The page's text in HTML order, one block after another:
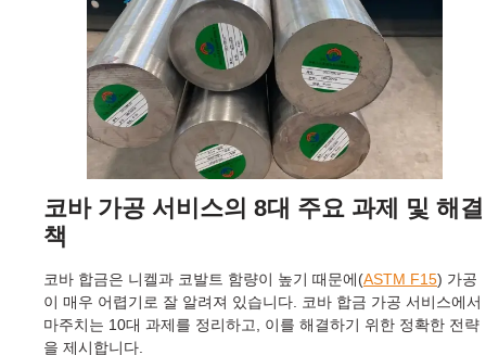
코바 가공 서비스의 8대 주요 과제 및 해결
책
코바 합금은 니켈과 코발트 함량이 높기 때문에(ASTM F15) 가공
이 매우 어렵기로 잘 알려져 있습니다. 코바 합금 가공 서비스에서
마주치는 10대 과제를 정리하고, 이를 해결하기 위한 정확한 전략
을 제시합니다.